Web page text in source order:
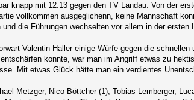
knapp mit 12:13 gegen den TV Landau. Von der
vollkommen ausgeglichenn, keine Mannschaft
und die Führungen wechselten vor allem in der ersten
Valentin Haller einige Würfe gegen die schnellen
entschärfen konnte, war man im Angriff etwas zu
Mit etwas Glück hätte man ein verdientes
Metzger, Nico Böttcher (1), Tobias Lemberger,